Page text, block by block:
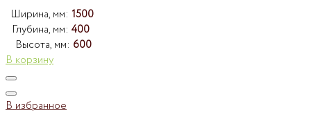
Ширина, мм: 1500
Глубина, мм: 400
Высота, мм: 600
В корзину
В избранное